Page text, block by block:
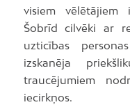
visiem vēlētājiem
Šobrīd cilvēki ar
uzticības
izskanēja
traucējumiem
iecirkņos.